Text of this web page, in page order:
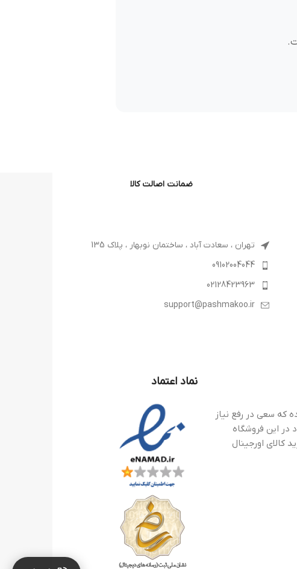
ضمانت اصالت کالا
تهران ، سعادت آباد ، ساختمان نوبهار ، پلاک 135
09102004044
02128423963
support@pashmakoo.ir
که سعی در رفع نیاز
در این فروشگاه
کالای اورجینال
نماد اعتماد